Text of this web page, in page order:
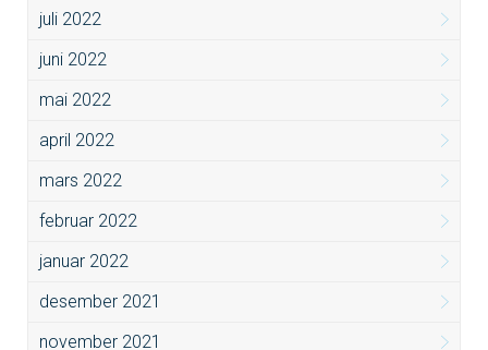
juli 2022
juni 2022
mai 2022
april 2022
mars 2022
februar 2022
januar 2022
desember 2021
november 2021